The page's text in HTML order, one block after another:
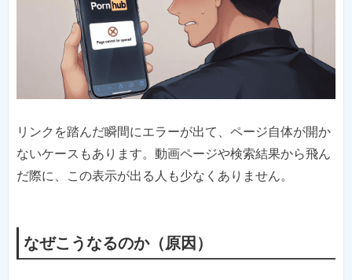
リンクを踏んだ瞬間にエラーが出て、ページ自体が開か
ないケースもあります。動画ページや検索結果から飛ん
だ際に、この表示が出る人も少なくありません。
なぜこうなるのか（原因）